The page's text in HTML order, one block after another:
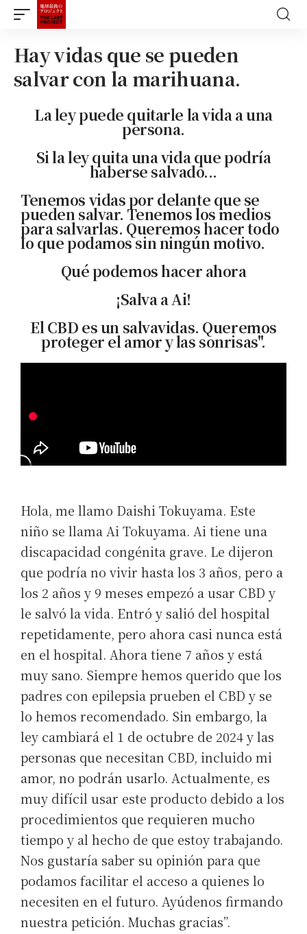
Hay vidas que se pueden
salvar con la marihuana.
La ley puede quitarle la vida a una
persona.
Si la ley quita una vida que podría
haberse salvado...
Tenemos vidas por delante que se
pueden salvar. Tenemos los medios
para salvarlas. Queremos hacer todo
lo que podamos sin ningún motivo.
Qué podemos hacer ahora
¡Salva a Ai!
El CBD es un salvavidas. Queremos
proteger el amor y las sonrisas".
Hola, me llamo Daishi Tokuyama. Este
niño se llama Ai Tokuyama. Ai tiene una
discapacidad congénita grave. Le dijeron
que podría no vivir hasta los 3 años, pero a
los 2 años y 9 meses empezó a usar CBD y
le salvó la vida. Entró y salió del hospital
repetidamente, pero ahora casi nunca está
en el hospital. Ahora tiene 7 años y está
muy sano. Siempre hemos querido que los
padres con epilepsia prueben el CBD y se
lo hemos recomendado. Sin embargo, la
ley cambiará el 1 de octubre de 2024 y las
personas que necesitan CBD, incluido mi
amor, no podrán usarlo. Actualmente, es
muy difícil usar este producto debido a los
procedimientos que requieren mucho
tiempo y al hecho de que estoy trabajando.
Nos gustaría saber su opinión para que
podamos facilitar el acceso a quienes lo
necesiten en el futuro. Ayúdenos firmando
nuestra petición. Muchas gracias”.